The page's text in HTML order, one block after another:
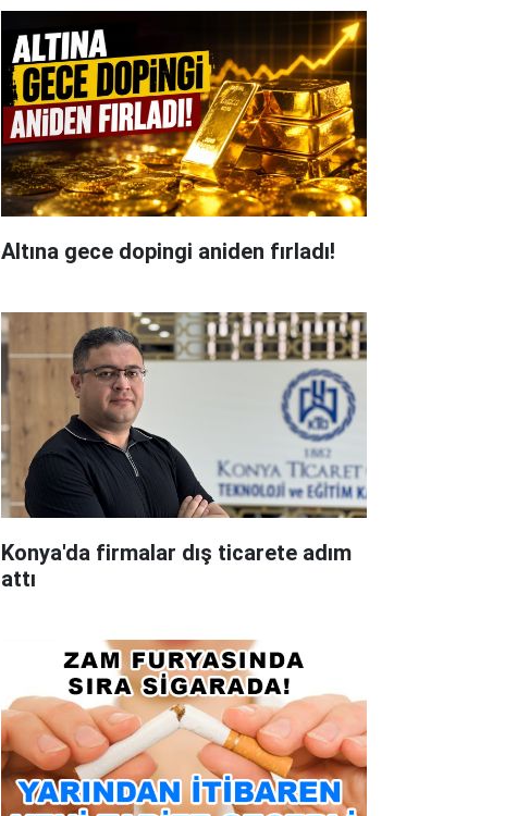
Altına gece dopingi aniden fırladı!
Konya'da firmalar dış ticarete adım
attı